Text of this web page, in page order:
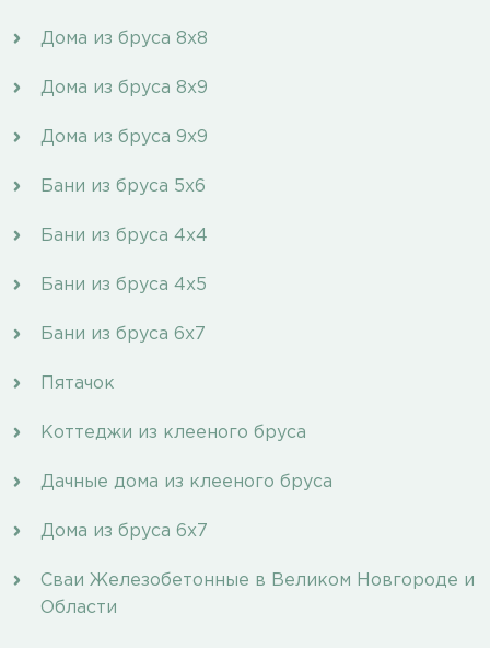
Дома из бруса 8х8
Дома из бруса 8х9
Дома из бруса 9х9
Бани из бруса 5х6
Бани из бруса 4х4
Бани из бруса 4х5
Бани из бруса 6х7
Пятачок
Коттеджи из клееного бруса
Дачные дома из клееного бруса
Дома из бруса 6х7
Сваи Железобетонные в Великом Новгороде и
Области